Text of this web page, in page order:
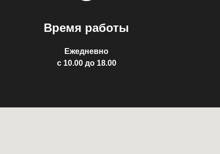
Время работы
Ежедневно
с 10.00 до 18.00